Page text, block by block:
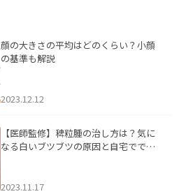
顔の大きさの平均はどのくらい？小顔
の基準も解説
2023.12.12
【医師監修】稗粒腫の治し方は？気に
なる白いブツブツの原因と自宅ででき
2023.11.17